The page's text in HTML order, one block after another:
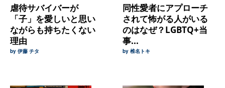
虐待サバイバーが
「子」を愛しいと思い
ながらも持ちたくない
理由
by 伊藤 チタ
同性愛者にアプローチ
されて怖がる人がいる
のはなぜ？LGBTQ+当
事...
by 椎名トキ